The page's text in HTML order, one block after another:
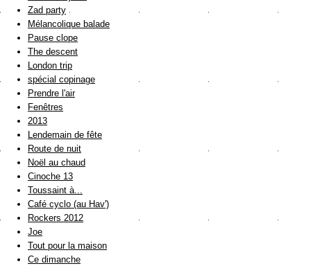
Zad party
Mélancolique balade
Pause clope
The descent
London trip
spécial copinage
Prendre l'air
Fenêtres
2013
Lendemain de fête
Route de nuit
Noël au chaud
Cinoche 13
Toussaint à...
Café cyclo (au Hav')
Rockers 2012
Joe
Tout pour la maison
Ce dimanche